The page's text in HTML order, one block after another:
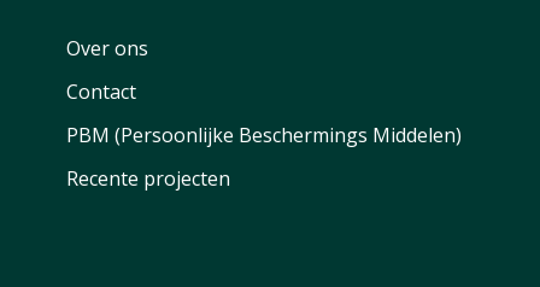
Over ons
Contact
PBM (Persoonlijke Beschermings Middelen)
Recente projecten